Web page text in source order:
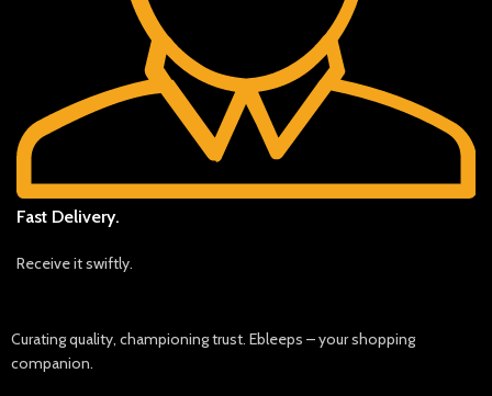
Fast Delivery.
Receive it swiftly.
Curating quality, championing trust. Ebleeps – your shopping
companion.